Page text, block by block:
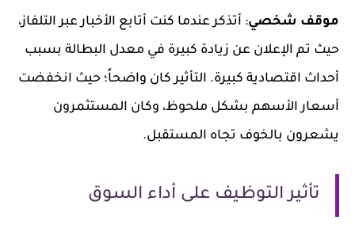
موقف شخصي: أتذكر عندما كنت أتابع الأخبار عبر التلفاز،
حيث تم الإعلان عن زيادة كبيرة في معدل البطالة بسبب
أحداث اقتصادية كبيرة. التأثير كان واضحاً؛ حيث انخفضت
أسعار الأسهم بشكل ملحوظ، وكان المستثمرون
يشعرون بالخوف تجاه المستقبل.
تأثير التوظيف على أداء السوق